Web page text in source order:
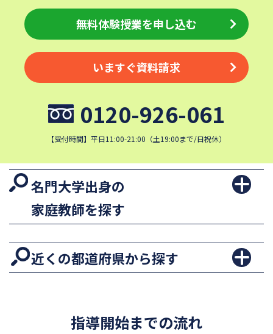
無料体験授業を申し込む
いますぐ資料請求
0120-926-061
【受付時間】平日11:00-21:00（土19:00まで/日祝休）
名門大学出身の
家庭教師を探す
近くの都道府県から探す
指導開始までの流れ